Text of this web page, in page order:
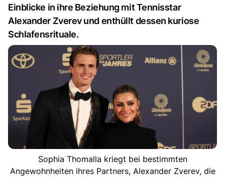
Einblicke in ihre Beziehung mit Tennisstar
Alexander Zverev und enthüllt dessen kuriose
Schlafensrituale.
Sophia Thomalla kriegt bei bestimmten
Angewohnheiten ihres Partners, Alexander Zverev, die